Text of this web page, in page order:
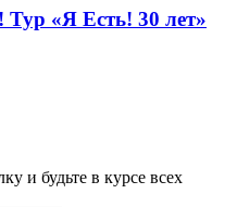
Тур «Я Есть! 30 лет»
и будьте в курсе всех